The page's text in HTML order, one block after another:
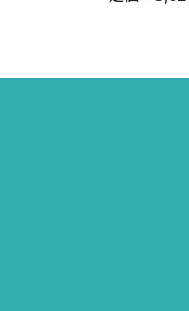
MATE2-Kの構造
MATEの駆動力と必